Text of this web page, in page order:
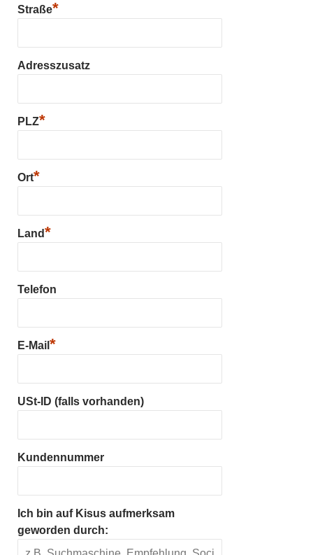
Straße*
Adresszusatz
PLZ*
Ort*
Land*
Telefon
E-Mail *
USt-ID (falls vorhanden)
Kundennummer
Ich bin auf Kisus aufmerksam
geworden durch: